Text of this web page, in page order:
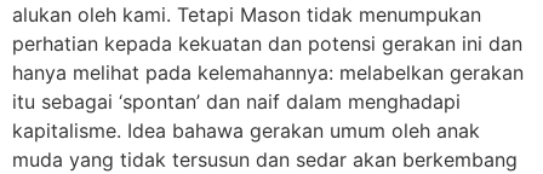
alukan oleh kami. Tetapi Mason tidak menumpukan
perhatian kepada kekuatan dan potensi gerakan ini dan
hanya melihat pada kelemahannya: melabelkan gerakan
itu sebagai ‘spontan’ dan naif dalam menghadapi
kapitalisme. Idea bahawa gerakan umum oleh anak
muda yang tidak tersusun dan sedar akan berkembang